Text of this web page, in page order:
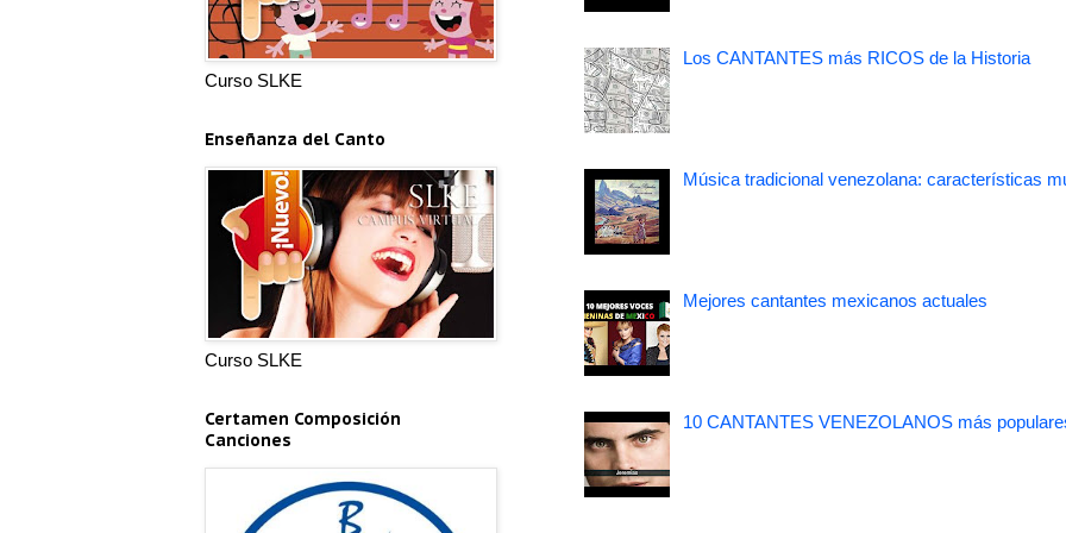
Los CANTANTES más RICOS de la Historia
Música tradicional venezolana: características
Mejores cantantes mexicanos actuales
10 CANTANTES VENEZOLANOS más
Curso SLKE
Enseñanza del Canto
Curso SLKE
Certamen Composición
Canciones